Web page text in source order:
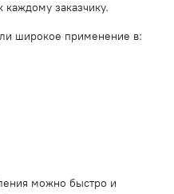
заказчику.
широкое применение в:
можно быстро и